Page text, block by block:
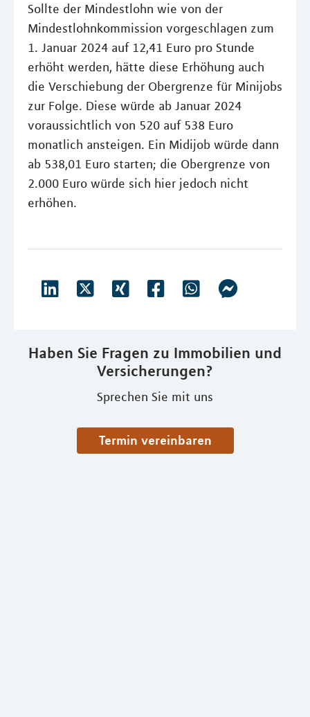
Sollte der Mindestlohn wie von der
Mindestlohnkommission vorgeschlagen zum
1. Januar 2024 auf 12,41 Euro pro Stunde
erhöht werden, hätte diese Erhöhung auch
die Verschiebung der Obergrenze für Minijobs
zur Folge. Diese würde ab Januar 2024
voraussichtlich von 520 auf 538 Euro
monatlich ansteigen. Ein Midijob würde dann
ab 538,01 Euro starten; die Obergrenze von
2.000 Euro würde sich hier jedoch nicht
erhöhen.
Haben Sie Fragen zu Immobilien und
Versicherungen?
Sprechen Sie mit uns
Termin vereinbaren